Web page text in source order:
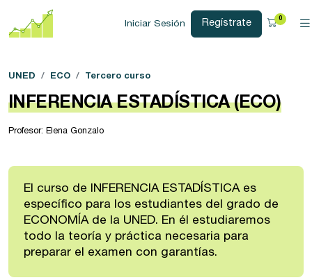
Iniciar Sesión Regístrate 0
UNED ECO Tercero curso
INFERENCIA ESTADÍSTICA (ECO)
Profesor: Elena Gonzalo
El curso de INFERENCIA ESTADÍSTICA es
específico para los estudiantes del grado de
ECONOMÍA de la UNED. En él estudiaremos
todo la teoría y práctica necesaria para
preparar el examen con garantías.